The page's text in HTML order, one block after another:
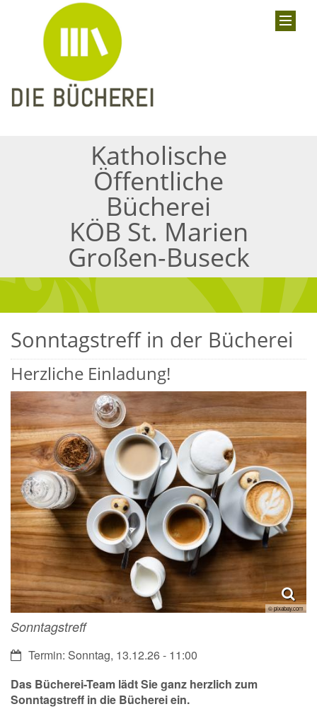
Katholische
Öffentliche
Bücherei
KÖB St. Marien
Großen-Buseck
Sonntagstreff in der Bücherei
Herzliche Einladung!
© pixabay.com
Sonntagstreff
Datum:Termin: Sonntag, 13.12.26 - 11:00
Das Bücherei-Team lädt Sie ganz herzlich zum
Sonntagstreff in die Büchereiein.